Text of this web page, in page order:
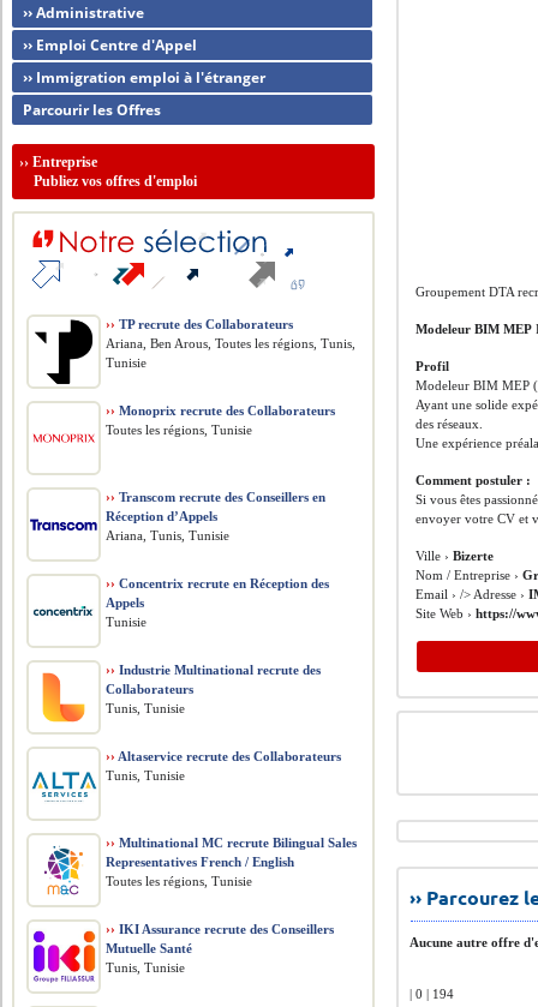
Groupement DTA
Modeleur BIM MEP
Profil
Modeleur BIM MEP
Ayant une solide
des réseaux.
Une expérience
Comment postuler :
Si vous êtes
envoyer votre CV et
Ville ›Bizerte
Nom / Entreprise ›
Email › /> Adresse ›
Site Web ›https://
››
Aucune autre offre
| 0 | 194
›› Administrative
›› Emploi Centre d'Appel
›› Immigration emploi à l'étranger
Parcourir les Offres
››Entreprise
Publiez vos offres d'emploi
›› TP recrute des Collaborateurs
Ariana, Ben Arous, Toutes les régions, Tunis,
Tunisie
›› Monoprix recrute des Collaborateurs
Toutes les régions, Tunisie
›› Transcom recrute des Conseillers en
Réception d’Appels
Ariana, Tunis, Tunisie
›› Concentrix recrute en Réception des
Appels
Tunisie
›› Industrie Multinational recrute des
Collaborateurs
Tunis, Tunisie
›› Altaservice recrute des Collaborateurs
Tunis, Tunisie
›› Multinational MC recrute Bilingual Sales
Representatives French / English
Toutes les régions, Tunisie
›› IKI Assurance recrute des Conseillers
Mutuelle Santé
Tunis, Tunisie